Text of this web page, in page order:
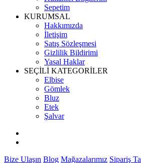
Sepetim
KURUMSAL
Hakkımızda
İletişim
Satış Sözleşmesi
Gizlilik Bildirimi
Yasal Haklar
SEÇİLİ KATEGORİLER
Elbise
Gömlek
Bluz
Etek
Şalvar
Bize Ulaşın Blog Mağazalarımız Sipariş